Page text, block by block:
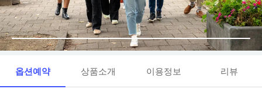
옵션예약 상품소개 이용정보 리뷰